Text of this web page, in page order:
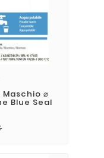
⌀
Blue Seal